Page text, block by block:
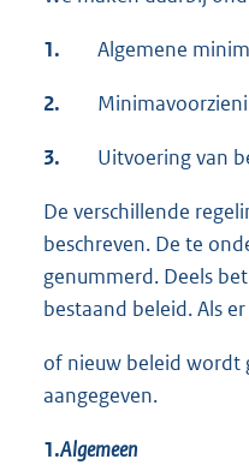
1. Algemene
2.
3. Uitvoering van
De verschillende
beschreven. De te
genummerd. Deels
bestaand beleid. Als
of nieuw beleid wordt
aangegeven.
1.Algemeen